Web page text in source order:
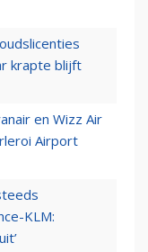
krapte blijft
en Wizz Air
Airport
KLM: